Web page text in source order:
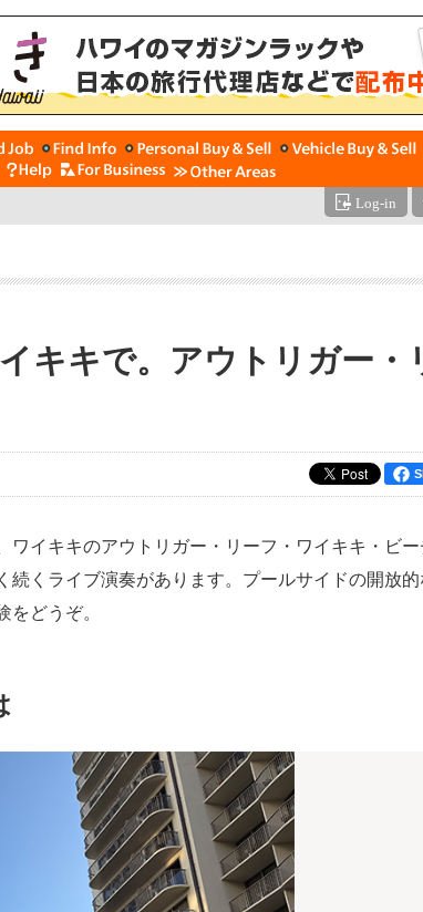
Log-in
キキで。アウトリガー・
イキキのアウトリガー・リーフ・ワイキキ・ビー
くライブ演奏があります。プールサイドの開放
どうぞ。